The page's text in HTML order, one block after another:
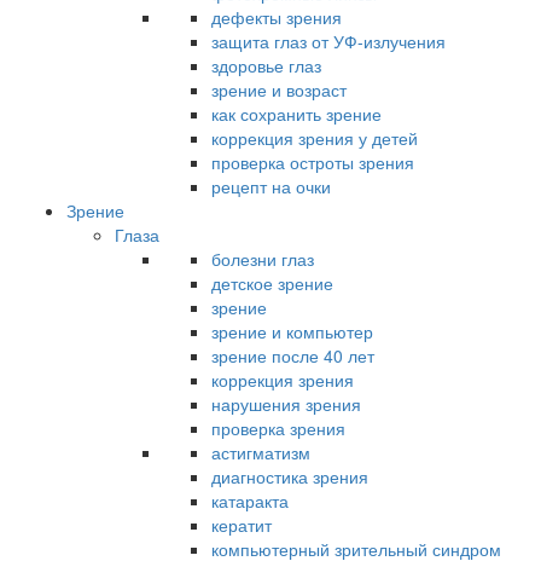
дефекты зрения
защита глаз от УФ-излучения
здоровье глаз
зрение и возраст
как сохранить зрение
коррекция зрения у детей
проверка остроты зрения
рецепт на очки
Зрение
Глаза
болезни глаз
детское зрение
зрение
зрение и компьютер
зрение после 40 лет
коррекция зрения
нарушения зрения
проверка зрения
астигматизм
диагностика зрения
катаракта
кератит
компьютерный зрительный синдром